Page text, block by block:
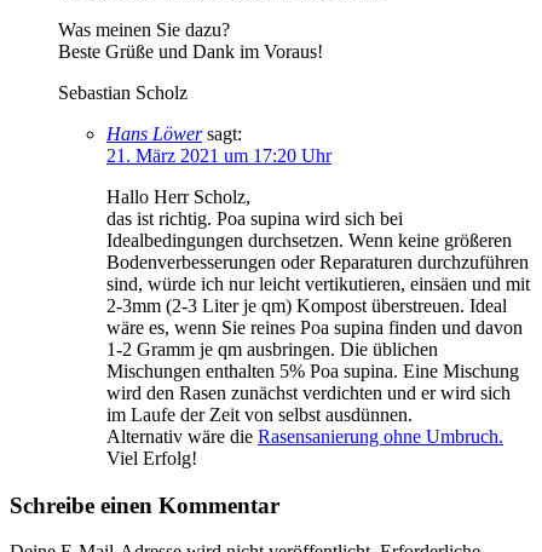
Was meinen Sie dazu?
Beste Grüße und Dank im Voraus!
Sebastian Scholz
Hans Löwer sagt:
21. März 2021 um 17:20 Uhr
Hallo Herr Scholz,
das ist richtig. Poa supina wird sich bei
Idealbedingungen durchsetzen. Wenn keine größeren
Bodenverbesserungen oder Reparaturen durchzuführen
sind, würde ich nur leicht vertikutieren, einsäen und mit
2-3mm (2-3 Liter je qm) Kompost überstreuen. Ideal
wäre es, wenn Sie reines Poa supina finden und davon
1-2 Gramm je qm ausbringen. Die üblichen
Mischungen enthalten 5% Poa supina. Eine Mischung
wird den Rasen zunächst verdichten und er wird sich
im Laufe der Zeit von selbst ausdünnen.
Alternativ wäre die Rasensanierung ohne Umbruch.
Viel Erfolg!
Schreibe einen Kommentar